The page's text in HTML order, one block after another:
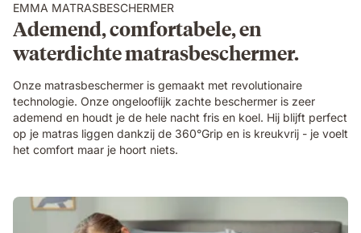
EMMA MATRASBESCHERMER
Ademend, comfortabele, en
waterdichte matrasbeschermer.
Onze matrasbeschermer is gemaakt met revolutionaire
technologie. Onze ongelooflijk zachte beschermer is zeer
ademend en houdt je de hele nacht fris en koel. Hij blijft perfect
op je matras liggen dankzij de 360°Grip en is kreukvrij - je voelt
het comfort maar je hoort niets.